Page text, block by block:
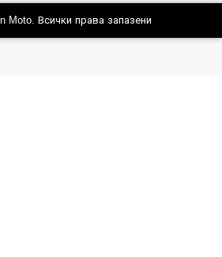
Moto. Всички права запазени